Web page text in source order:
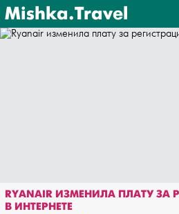
Mishka.Travel
RYANAIR ИЗМЕНИЛА ПЛАТУ ЗА
В ИНТЕРНЕТЕ